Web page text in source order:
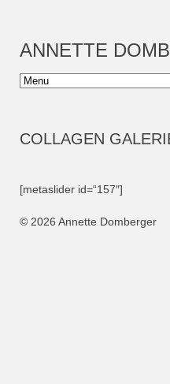
ANNETTE
COLLAGEN
[metaslider id=“157″]
© 2026 Annette Domberger